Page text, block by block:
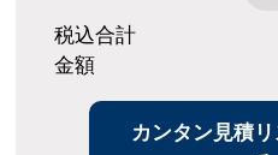
税込合計
金額
カンタン見積